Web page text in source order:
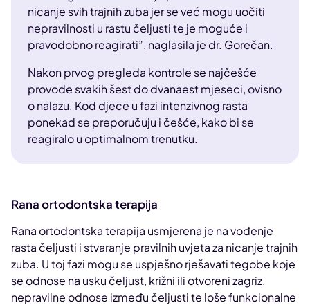
nicanje svih trajnih zuba jer se već mogu uočiti
nepravilnosti u rastu čeljusti te je moguće i
pravodobno reagirati”, naglasila je dr. Gorečan.
Nakon prvog pregleda kontrole se najčešće
provode svakih šest do dvanaest mjeseci, ovisno
o nalazu. Kod djece u fazi intenzivnog rasta
ponekad se preporučuju i češće, kako bi se
reagiralo u optimalnom trenutku.
Rana ortodontska terapija
Rana ortodontska terapija usmjerena je na vođenje
rasta čeljusti i stvaranje pravilnih uvjeta za nicanje trajnih
zuba. U toj fazi mogu se uspješno rješavati tegobe koje
se odnose na usku čeljust, križni ili otvoreni zagriz,
nepravilne odnose između čeljusti te loše funkcionalne